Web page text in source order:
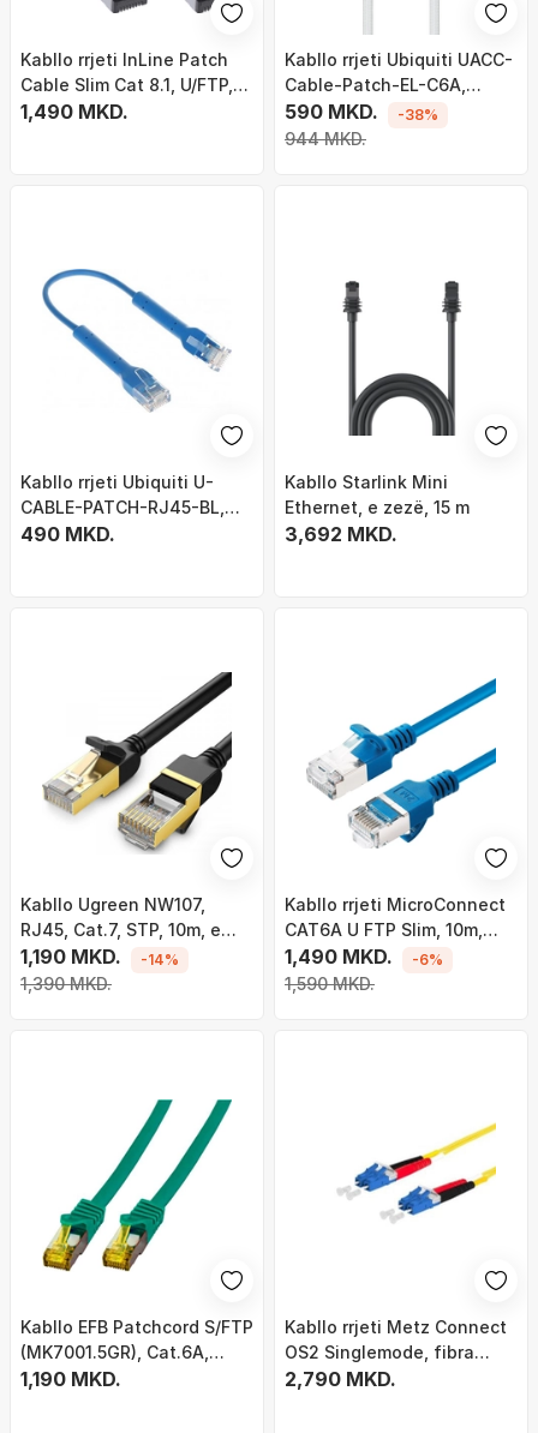
Kabllo rrjeti InLine Patch
Cable Slim Cat 8.1, U/FTP,
10m, e zezë
1,490 MKD.
Kabllo rrjeti Ubiquiti UACC-
Cable-Patch-EL-C6A,
Cat6A 0.15m, RJ45,
transparente
590 MKD.
944 MKD.
-38%
Kabllo rrjeti Ubiquiti U-
CABLE-PATCH-RJ45-BL,
Cat6, 0.1m, blu
490 MKD.
Kabllo Starlink Mini
Ethernet, e zezë, 15 m
3,692 MKD.
Kabllo Ugreen NW107,
RJ45, Cat.7, STP, 10m, e
zezë
1,190 MKD.
1,390 MKD.
-14%
Kabllo rrjeti MicroConnect
CAT6A U FTP Slim, 10m,
LSZH, gri
1,490 MKD.
1,590 MKD.
-6%
Kabllo EFB Patchcord S/FTP
(MK7001.5GR), Cat.6A,
LSZH, Cat.7, 5m, e gjelbër
1,190 MKD.
Kabllo rrjeti Metz Connect
OS2 Singlemode, fibra
optike, 1.5m, e verdhë
2,790 MKD.